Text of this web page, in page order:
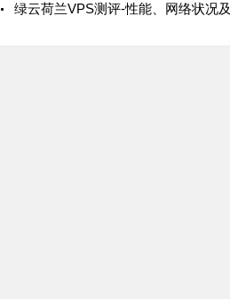
绿云荷兰VPS测评-性能、网络状况及价格套餐详解